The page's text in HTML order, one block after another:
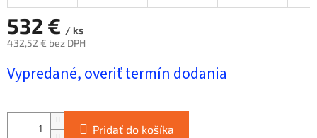
532 € / ks
432,52 € bez DPH
cena:
Vypredané, overiť termín dodania
Pridať do košíka